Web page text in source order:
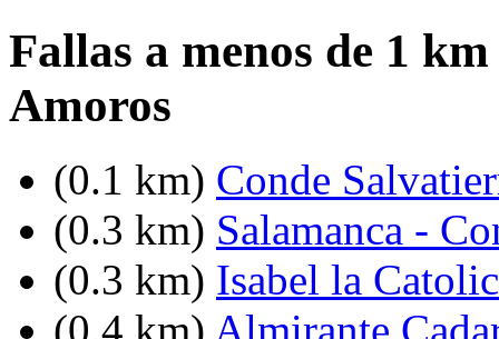
Fallas a menos de 1
Amoros
(0.1 km) Conde
(0.3 km) Salamanca -
(0.3 km) Isabel la
(0.4 km) Almirante